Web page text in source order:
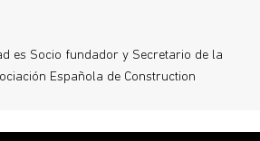
es Socio fundador y Secretario de la
Española de Construction